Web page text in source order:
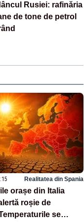
Rusiei: rafinăria
de tone de petrol
Realitatea din Spania
orașe din Italia
roșie de
se